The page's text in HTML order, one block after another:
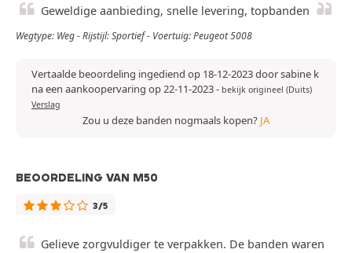
Geweldige aanbieding, snelle levering, topbanden
Wegtype: Weg - Rijstijl: Sportief - Voertuig: Peugeot 5008
Vertaalde beoordeling ingediend op 18-12-2023 door sabine k
na een aankoopervaring op 22-11-2023- bekijk origineel (Duits)
Verslag
Zou u deze banden nogmaals kopen? JA
BEOORDELING VAN M50
3/5
Gelieve zorgvuldiger te verpakken. De banden waren